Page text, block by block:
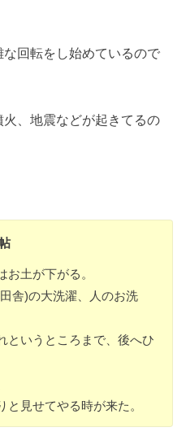
回転をし始めているので
、地震などが起きてるの
お土が下がる。
舎)の大洗濯、人のお洗
というところまで、後へひ
見せてやる時が来た。